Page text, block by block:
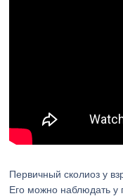
Первичный сколиоз у
Его можно наблюдать